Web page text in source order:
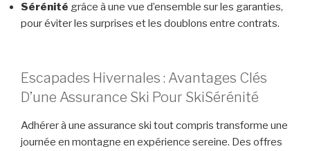
Sérénité grâce à une vue d’ensemble sur les garanties,
pour éviter les surprises et les doublons entre contrats.
Escapades Hivernales : Avantages Clés
D’une Assurance Ski Pour SkiSérénité
Adhérer à une assurance ski tout compris transforme une
journée en montagne en expérience sereine. Des offres